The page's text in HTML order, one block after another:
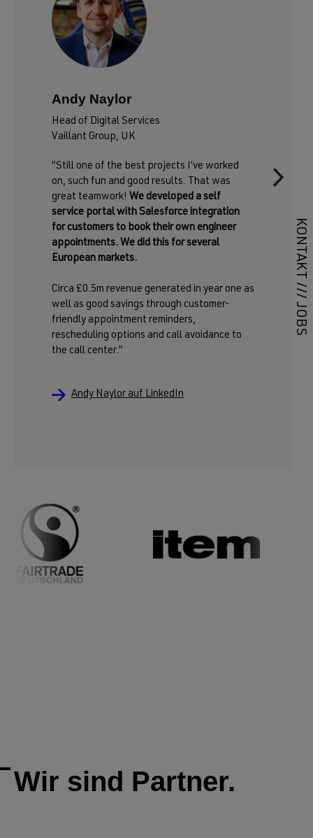
KONTAKT
///
JOBS
Andy Naylor
Head of Digital Services
Vaillant Group, UK
“Still one of the best projects I’ve worked
on, such fun and good results. That was
great teamwork! We developed a self
service portal with Salesforce integration
for customers to book their own engineer
appointments. We did this for several
European markets.
Circa £0.5m revenue generated in year one as
well as good savings through customer-
friendly appointment reminders,
rescheduling options and call avoidance to
the call center.”
Andy Naylor auf LinkedIn
Wir sind Partner.